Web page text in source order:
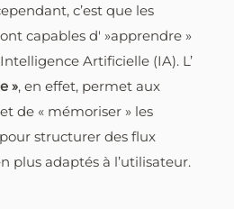
c’est que les
capables d' »apprendre »
Artificielle (IA). L’
», en effet, permet aux
de « mémoriser » les
structurer des flux
plus adaptés à l’utilisateur.